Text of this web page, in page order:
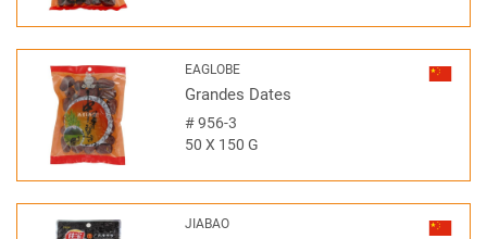
EAGLOBE
Grandes Dates
#956-3
50 X 150 G
JIABAO